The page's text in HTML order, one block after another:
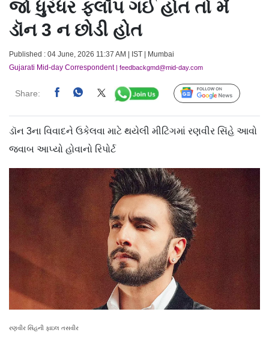
જો ધુરંધર ફ્લૉપ ગઈ હોત તો મેં
ડૉન 3 ન છોડી હોત
Published : 04 June, 2026 11:37 AM | IST | Mumbai
Gujarati Mid-day Correspondent| feedbackgmd@mid-day.com
Share: Follow Us
ડૉન 3ના વિવાદને ઉકેલવા માટે થયેલી મીટિંગમાં રણવીર સિંહે આવો
જવાબ આપ્યો હોવાનો રિપોર્ટ
રણવીર સિંહની ફાઇલ તસવીર